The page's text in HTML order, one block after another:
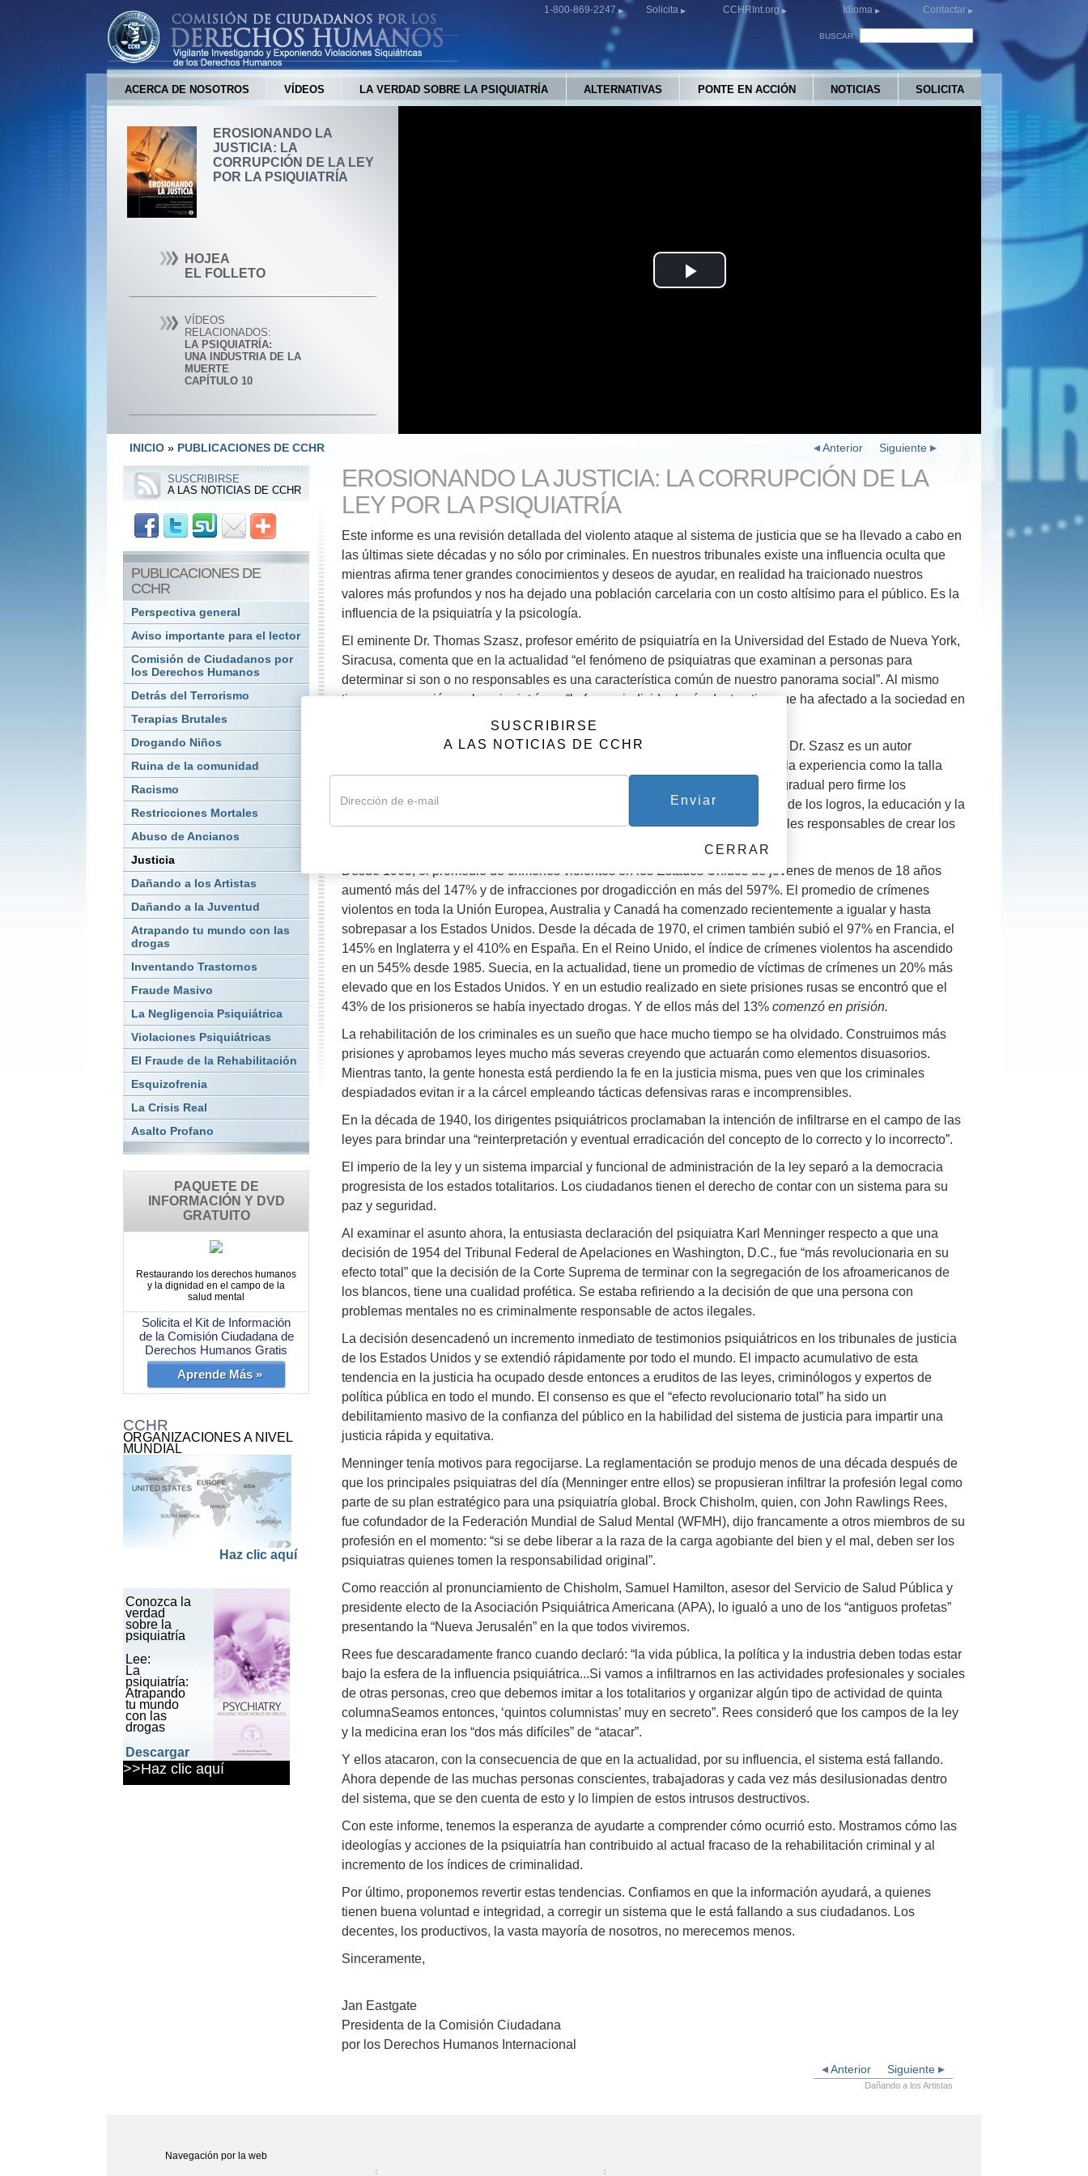
1-800-869-2247 Solicita CCHRInt.org Idioma Contactar
BUSCAR
ACERCA DE NOSOTROS VÍDEOS LA VERDAD SOBRE LA PSIQUIATRÍA ALTERNATIVAS PONTE EN ACCIÓN NOTICIAS SOLICITA
EROSIONANDO LA
JUSTICIA: LA
CORRUPCIÓN DE LA LEY
POR LA PSIQUIATRÍA
HOJEA
EL FOLLETO
VÍDEOS
RELACIONADOS:
LA PSIQUIATRÍA:
UNA INDUSTRIA DE LA
MUERTE
CAPÍTULO 10
Play
INICIO » PUBLICACIONES DE CCHR Siguiente
Anterior
EROSIONANDO LA JUSTICIA: LA CORRUPCIÓN DE LA
LEY POR LA PSIQUIATRÍA
Este informe es una revisión detallada del violento ataque al sistema de justicia que se ha llevado a cabo en
las últimas siete décadas y no sólo por criminales. En nuestros tribunales existe una influencia oculta que
mientras afirma tener grandes conocimientos y deseos de ayudar, en realidad ha traicionado nuestros
valores más profundos y nos ha dejado una población carcelaria con un costo altísimo para el público. Es la
influencia de la psiquiatría y la psicología.
El eminente Dr. Thomas Szasz, profesor emérito de psiquiatría en la Universidad del Estado de Nueva York,
Siracusa, comenta que en la actualidad “el fenómeno de psiquiatras que examinan a personas para
determinar si son o no responsables es una característica común de nuestro panorama social”. Al mismo
tiempo, reconoció que la psiquiatría es “la fuerza individual más destructiva que ha afectado a la sociedad en
¿Es escandaloso? Sin duda. Pero también está bien razonado y es agudo. El Dr. Szasz es un autor
reconocido internacionalmente con más de 30 libros en su haber. Tiene tanto la experiencia como la talla
moral para declarar que la profesión psiquiátrica ha ido debilitando en forma gradual pero firme los
fundamentos de nuestra cultura, la responsabilidad individual, los estándares de los logros, la educación y la
justicia. Afirma que lo esencial es que “… los psiquiatras han sido los principales responsables de crear los
Desde 1965, el promedio de crímenes violentos en los Estados Unidos de jóvenes de menos de 18 años
aumentó más del 147% y de infracciones por drogadicción en más del 597%. El promedio de crímenes
violentos en toda la Unión Europea, Australia y Canadá ha comenzado recientemente a igualar y hasta
sobrepasar a los Estados Unidos. Desde la década de 1970, el crimen también subió el 97% en Francia, el
145% en Inglaterra y el 410% en España. En el Reino Unido, el índice de crímenes violentos ha ascendido
en un 545% desde 1985. Suecia, en la actualidad, tiene un promedio de víctimas de crímenes un 20% más
elevado que en los Estados Unidos. Y en un estudio realizado en siete prisiones rusas se encontró que el
43% de los prisioneros se había inyectado drogas. Y de ellos más del 13% comenzó en prisión.
La rehabilitación de los criminales es un sueño que hace mucho tiempo se ha olvidado. Construimos más
prisiones y aprobamos leyes mucho más severas creyendo que actuarán como elementos disuasorios.
Mientras tanto, la gente honesta está perdiendo la fe en la justicia misma, pues ven que los criminales
despiadados evitan ir a la cárcel empleando tácticas defensivas raras e incomprensibles.
En la década de 1940, los dirigentes psiquiátricos proclamaban la intención de infiltrarse en el campo de las
leyes para brindar una “reinterpretación y eventual erradicación del concepto de lo correcto y lo incorrecto”.
El imperio de la ley y un sistema imparcial y funcional de administración de la ley separó a la democracia
progresista de los estados totalitarios. Los ciudadanos tienen el derecho de contar con un sistema para su
paz y seguridad.
Al examinar el asunto ahora, la entusiasta declaración del psiquiatra Karl Menninger respecto a que una
decisión de 1954 del Tribunal Federal de Apelaciones en Washington, D.C., fue “más revolucionaria en su
efecto total” que la decisión de la Corte Suprema de terminar con la segregación de los afroamericanos de
los blancos, tiene una cualidad profética. Se estaba refiriendo a la decisión de que una persona con
problemas mentales no es criminalmente responsable de actos ilegales.
La decisión desencadenó un incremento inmediato de testimonios psiquiátricos en los tribunales de justicia
de los Estados Unidos y se extendió rápidamente por todo el mundo. El impacto acumulativo de esta
tendencia en la justicia ha ocupado desde entonces a eruditos de las leyes, criminólogos y expertos de
política pública en todo el mundo. El consenso es que el “efecto revolucionario total” ha sido un
debilitamiento masivo de la confianza del público en la habilidad del sistema de justicia para impartir una
justicia rápida y equitativa.
Menninger tenía motivos para regocijarse. La reglamentación se produjo menos de una década después de
que los principales psiquiatras del día (Menninger entre ellos) se propusieran infiltrar la profesión legal como
parte de su plan estratégico para una psiquiatría global. Brock Chisholm, quien, con John Rawlings Rees,
fue cofundador de la Federación Mundial de Salud Mental (WFMH), dijo francamente a otros miembros de su
profesión en el momento: “si se debe liberar a la raza de la carga agobiante del bien y el mal, deben ser los
psiquiatras quienes tomen la responsabilidad original”.
Como reacción al pronunciamiento de Chisholm, Samuel Hamilton, asesor del Servicio de Salud Pública y
presidente electo de la Asociación Psiquiátrica Americana (APA), lo igualó a uno de los “antiguos profetas”
presentando la “Nueva Jerusalén” en la que todos viviremos.
Rees fue descaradamente franco cuando declaró: “la vida pública, la política y la industria deben todas estar
bajo la esfera de la influencia psiquiátrica...Si vamos a infiltrarnos en las actividades profesionales y sociales
de otras personas, creo que debemos imitar a los totalitarios y organizar algún tipo de actividad de quinta
columnaSeamos entonces, ‘quintos columnistas’ muy en secreto”. Rees consideró que los campos de la ley
y la medicina eran los “dos más difíciles” de “atacar”.
Y ellos atacaron, con la consecuencia de que en la actualidad, por su influencia, el sistema está fallando.
Ahora depende de las muchas personas conscientes, trabajadoras y cada vez más desilusionadas dentro
del sistema, que se den cuenta de esto y lo limpien de estos intrusos destructivos.
Con este informe, tenemos la esperanza de ayudarte a comprender cómo ocurrió esto. Mostramos cómo las
ideologías y acciones de la psiquiatría han contribuido al actual fracaso de la rehabilitación criminal y al
incremento de los índices de criminalidad.
Por último, proponemos revertir estas tendencias. Confiamos en que la información ayudará, a quienes
tienen buena voluntad e integridad, a corregir un sistema que le está fallando a sus ciudadanos. Los
decentes, los productivos, la vasta mayoría de nosotros, no merecemos menos.
Sinceramente,
Jan Eastgate
Presidenta de la Comisión Ciudadana
por los Derechos Humanos Internacional
Siguiente
Anterior
Dañando a los Artistas
SUSCRIBIRSE
A LAS NOTICIAS DE CCHR
PUBLICACIONES DE
CCHR
Perspectiva general
Aviso importante para el lector
Comisión de Ciudadanos por
los Derechos Humanos
Detrás del Terrorismo
Terapias Brutales
Drogando Niños
Ruina de la comunidad
Racismo
Restricciones Mortales
Abuso de Ancianos
Justicia
Dañando a los Artistas
Dañando a la Juventud
Atrapando tu mundo con las
drogas
Inventando Trastornos
Fraude Masivo
La Negligencia Psiquiátrica
Violaciones Psiquiátricas
El Fraude de la Rehabilitación
Esquizofrenia
La Crisis Real
Asalto Profano
PAQUETE DE
INFORMACIÓN Y DVD
GRATUITO
Restaurando los derechos humanos
y la dignidad en el campo de la
salud mental
Solicita el Kit de Información
de la Comisión Ciudadana de
Derechos Humanos Gratis
Aprende Más »
CCHR
ORGANIZACIONES A NIVEL
MUNDIAL
Haz clic aquí
Conozca la
verdad
sobre la
psiquiatría
Lee:
La
psiquiatría:
Atrapando
tu mundo
con las
drogas
Descargar
panfleto
>>Haz clic aquí
Navegación por la web
SUSCRIBIRSE
A LAS NOTICIAS DE CCHR
Enviar
CERRAR